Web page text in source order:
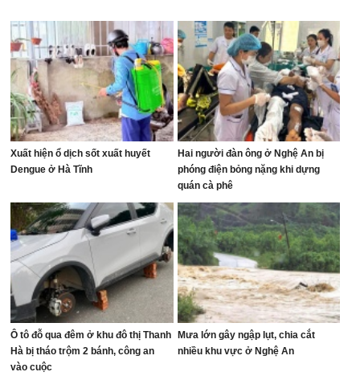
Xuất hiện ổ dịch sốt xuất huyết
Dengue ở Hà Tĩnh
Hai người đàn ông ở Nghệ An bị
phóng điện bỏng nặng khi dựng
quán cà phê
Ô tô đỗ qua đêm ở khu đô thị Thanh
Hà bị tháo trộm 2 bánh, công an
vào cuộc
Mưa lớn gây ngập lụt, chia cắt
nhiều khu vực ở Nghệ An